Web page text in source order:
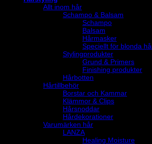
Allt inom hår
Schampo & Balsam
Schampo
Balsam
Hårmasker
Speciellt för blonda
Stylingprodukter
Grund & Primers
Finishing produkter
Hårbotten
Hårtillbehör
Borstar och Kammar
Klämmor & Clips
Hårsnoddar
Hårdekorationer
Varumärken hår
LANZA
Healing Moisture